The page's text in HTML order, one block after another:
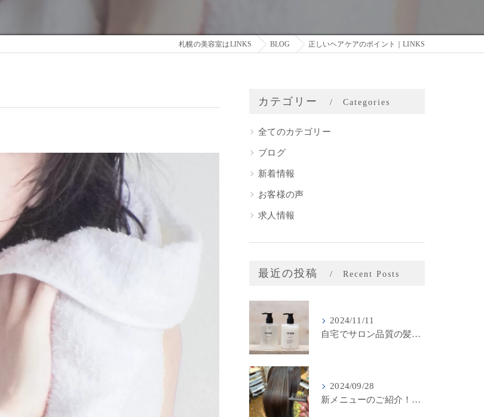
札幌の美容室はLINKS BLOG 正しいヘアケアのポイント｜LINKS
カテゴリー Categories
全てのカテゴリー
ブログ
新着情報
お客様の声
求人情報
最近の投稿 Recent Posts
2024/11/11
自宅でサロン品質の髪質改善！LINKSオリジナル「THE RaDIXシャンプー＆トリートメント」のご紹介
2024/09/28
新メニューのご紹介！LINKSの最新髪質改善カラーメニューが登場！